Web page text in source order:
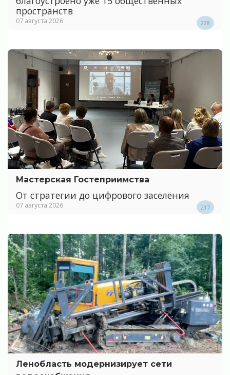
пространств
07 августа 2026 228
Мастерская Гостеприимства
От стратегии до цифрового заселения
07 августа 2026 217
Ленобласть модернизирует сети